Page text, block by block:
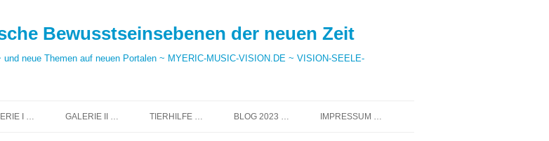
Bewusstseinsebenen der neuen Zeit
neue Themen auf neuen Portalen ~ MYERIC-MUSIC-VISION.DE ~ VISION-SEELE-
I … GALERIE II … TIERHILFE … BLOG 2023 … IMPRESSUM …